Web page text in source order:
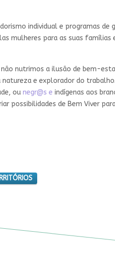
individual e programas de
mulheres para as suas famílias
não nutrimos a ilusão de bem-
e explorador do
ou negr@s e indígenas aos
possibilidades de Bem Viver